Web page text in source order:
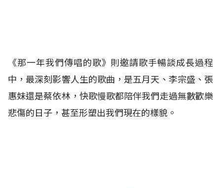
《那一年我們傳唱的歌》則邀請歌手暢談成長過程
中，最深刻影響人生的歌曲，是五月天、李宗盛、張
惠妹還是蔡依林，快歌慢歌都陪伴我們走過無數歡樂
悲傷的日子，甚至形塑出我們現在的樣貌。